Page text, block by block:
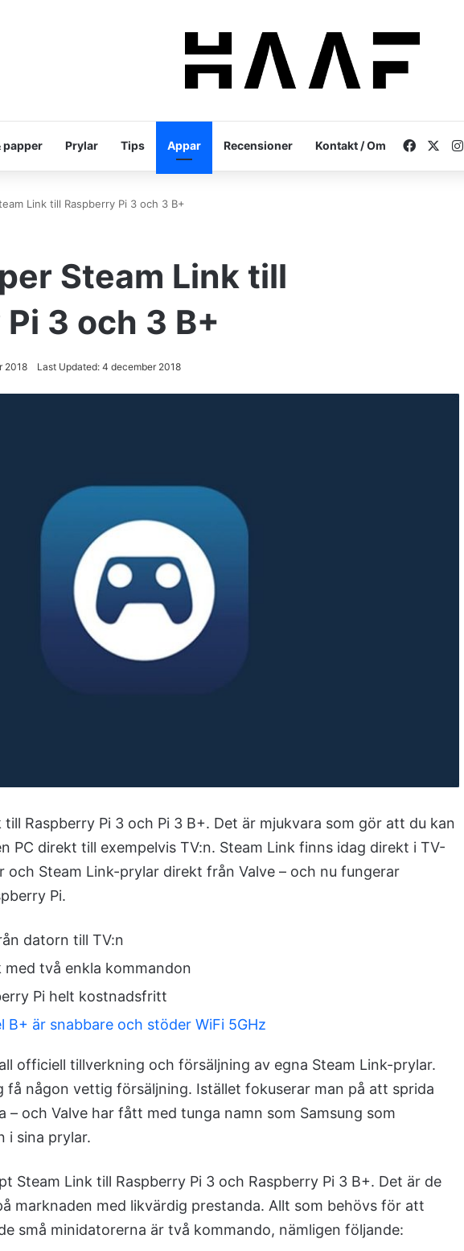
papper Prylar Tips Appar Recensioner Kontakt / Om
Link till Raspberry Pi 3 och 3 B+
Steam Link till
3 och 3 B+
2018 Last Updated: 4 december 2018
till Raspberry Pi 3 och Pi 3 B+. Det är mjukvara som gör att du kan
PC direkt till exempelvis TV:n. Steam Link finns idag direkt i TV-
och Steam Link-prylar direkt från Valve – och nu fungerar
Pi.
datorn till TV:n
med två enkla kommandon
Pi helt kostnadsfritt
B+ är snabbare och stöder WiFi 5GHz
officiell tillverkning och försäljning av egna Steam Link-prylar.
få någon vettig försäljning. Istället fokuserar man på att sprida
– och Valve har fått med tunga namn som Samsung som
i sina prylar.
Steam Link till Raspberry Pi 3 och Raspberry Pi 3 B+. Det är de
marknaden med likvärdig prestanda. Allt som behövs för att
små minidatorerna är två kommando, nämligen följande: